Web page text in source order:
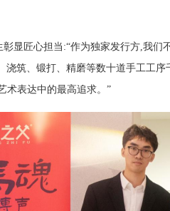
显匠心担当:“作为独家发行方,我们
浇筑、锻打、精磨等数十道手工工
术表达中的最高追求。”